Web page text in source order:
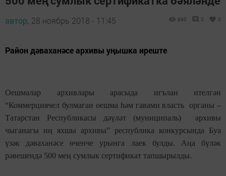
автор, 28 ноябрь 2018 - 11:45 990 0 0
Район дәваханәсе архивы уңышка иреште
Оешмалар архивлары арасыда игълан ителгән
“Коммерциячел булмаган оешма һәм гавами власть органы –
Татарстан Республикасы дәүләт (муниципаль) архивы
чыганагы иң яхшы архивы” республика конкурсында Буа
үзәк дәваханәсе өченче урынга лаек булды. Аңа бүләк
рәвешендә 500 мең сумлык сертификат тапшырылды.